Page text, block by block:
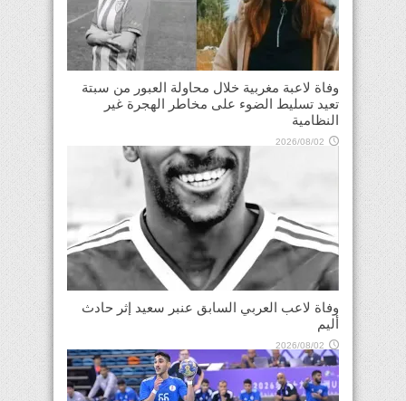
وفاة لاعبة مغربية خلال محاولة العبور من سبتة
تعيد تسليط الضوء على مخاطر الهجرة غير
النظامية
2026/08/02
وفاة لاعب العربي السابق عنبر سعيد إثر حادث
أليم
2026/08/02